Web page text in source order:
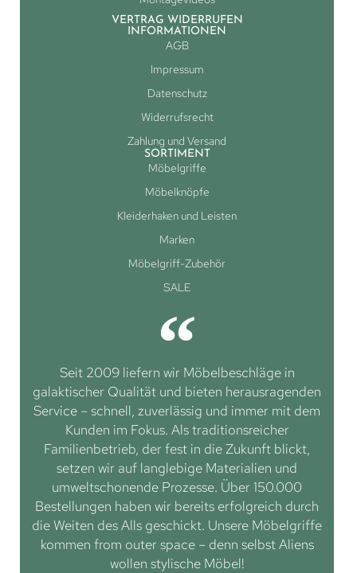
VERTRAG WIDERRUFEN
INFORMATIONEN
AGB
Impressum
Datenschutz
Widerrufsrecht
Zahlung und Versand
SORTIMENT
Möbelgriffe
Möbelknöpfe
Kleiderhaken und Leisten
Marken
Möbelgriff-Zubehör
SALE
Seit 2009 liefern wir Möbelbeschläge in
galaktischer Qualität und bieten herausragenden
Service – schnell, zuverlässig und immer mit dem
Kunden im Fokus. Als traditionsreicher
Familienbetrieb, der fest in die Zukunft blickt,
setzen wir auf langlebige Materialien und
umweltschonende Prozesse. Über 150.000
Bestellungen haben wir bereits erfolgreich durch
die Weiten des Alls geschickt. Unsere Möbelgriffe
kommen from outer space – denn selbst Aliens
wollen stylische Möbel!